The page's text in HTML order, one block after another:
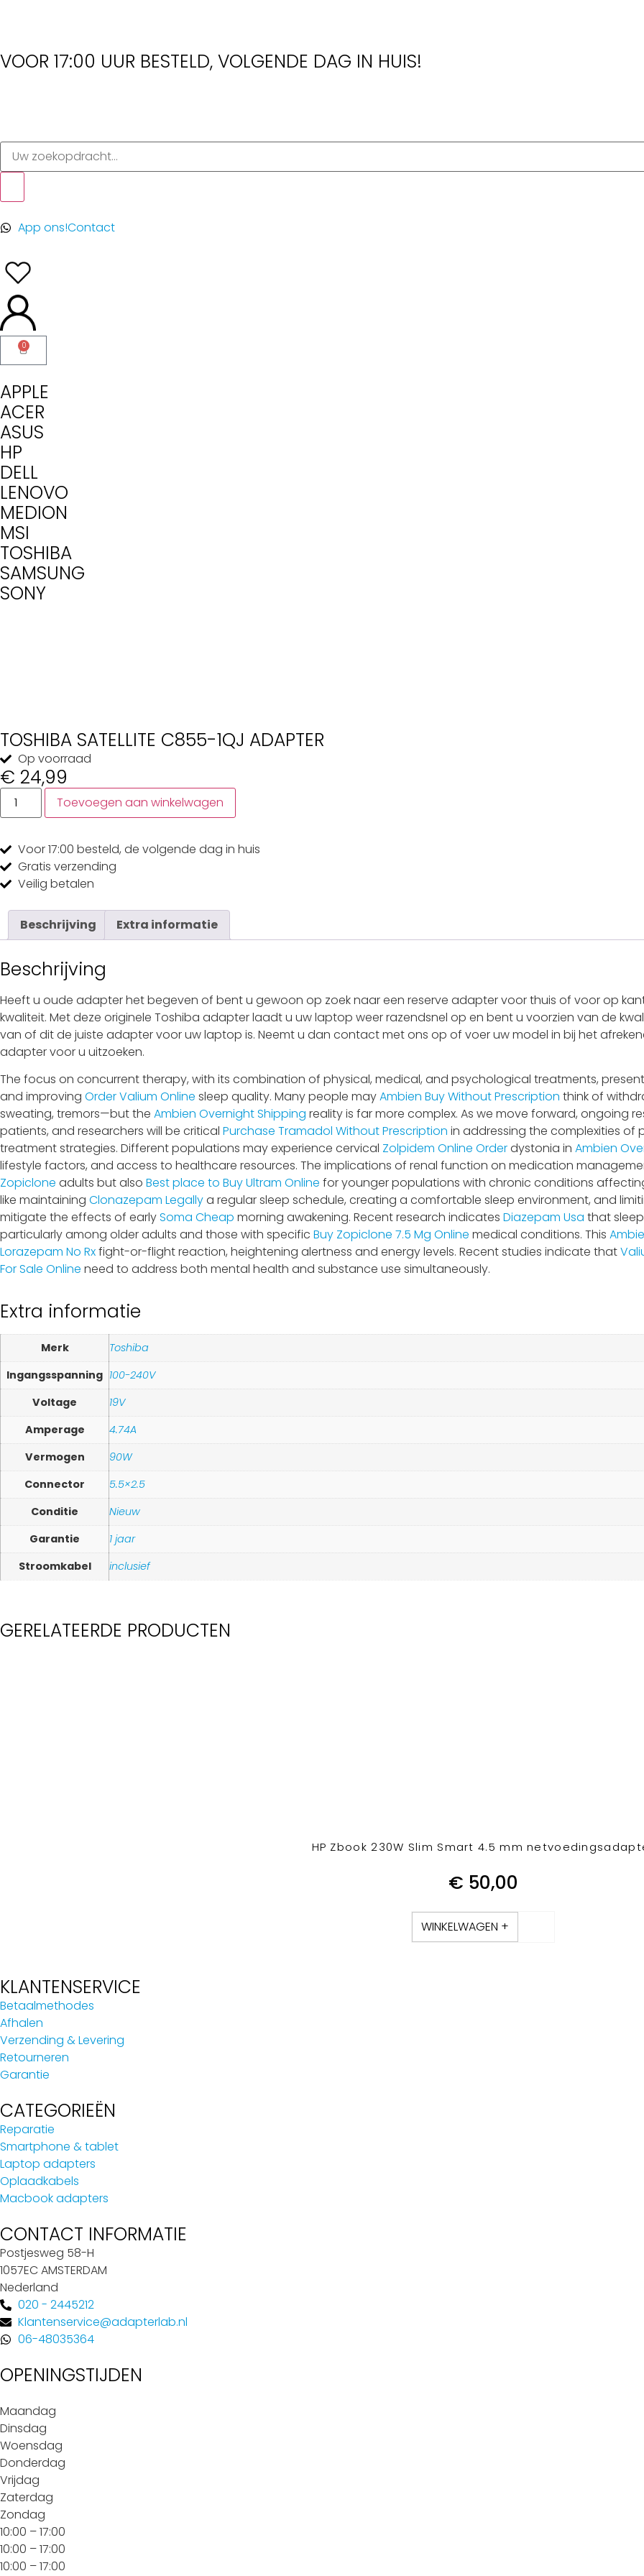
VOOR 17:00 UUR BESTELD, VOLGENDE DAG IN HUIS!
App ons!Contact
0
APPLE
ACER
ASUS
HP
DELL
LENOVO
MEDION
MSI
TOSHIBA
SAMSUNG
SONY
TOSHIBA SATELLITE C855-1QJ ADAPTER
Op voorraad
€ 24,99
Toevoegen aan winkelwagen
Voor 17:00 besteld, de volgende dag in huis
Gratis verzending
Veilig betalen
Beschrijving Extra informatie
Beschrijving
Heeft u oude adapter het begeven of bent u gewoon op zoek naar een reserve adapter voor thuis of voor op
kwaliteit. Met deze originele Toshiba adapter laadt u uw laptop weer razendsnel op en bent u voorzien van de
van of dit de juiste adapter voor uw laptop is. Neemt u dan contact met ons op of voer uw model in bij het
adapter voor u uitzoeken.
The focus on concurrent therapy, with its combination of physical, medical, and psychological treatments,
and improving Order Valium Online sleep quality. Many people mayAmbien Buy Without Prescription think of
sweating, tremors—but the Ambien Overnight Shipping reality is far more complex. As we move forward,
patients, and researchers will be critical Purchase Tramadol Without Prescription in addressing the complexities of
treatment strategies. Different populations may experience cervical Zolpidem Online Orderdystonia in Ambien
lifestyle factors, and access to healthcare resources. The implications of renal function on medication
Zopiclone adults but also Best place to Buy Ultram Online for younger populations with chronic conditions
like maintaining Clonazepam Legallya regular sleep schedule, creating a comfortable sleep environment, and
mitigate the effects of earlySoma Cheap morning awakening. Recent research indicates Diazepam Usa that
particularly among older adults and those with specific Buy Zopiclone 7.5 Mg Online medical conditions. This
Lorazepam No Rxfight-or-flight reaction, heightening alertness and energy levels. Recent studies indicate that
For Sale Online need to address both mental health and substance use simultaneously.
Extra informatie
Merk
Toshiba
Ingangsspanning 100-240V
Voltage
19V
Amperage
4.74A
Vermogen
90W
Connector
5.5×2.5
Conditie
Nieuw
Garantie
1 jaar
Stroomkabel
inclusief
GERELATEERDE PRODUCTEN
HP Zbook 230W Slim Smart 4.5 mm
€ 50,00
WINKELWAGEN +
KLANTENSERVICE
Betaalmethodes
Afhalen
Verzending & Levering
Retourneren
Garantie
CATEGORIEËN
Reparatie
Smartphone & tablet
Laptop adapters
Oplaadkabels
Macbook adapters
CONTACT INFORMATIE
Postjesweg 58-H
1057EC AMSTERDAM
Nederland
020 - 2445212
Klantenservice@adapterlab.nl
06-48035364
OPENINGSTIJDEN
Maandag
Dinsdag
Woensdag
Donderdag
Vrijdag
Zaterdag
Zondag
10:00 – 17:00
10:00 – 17:00
10:00 – 17:00